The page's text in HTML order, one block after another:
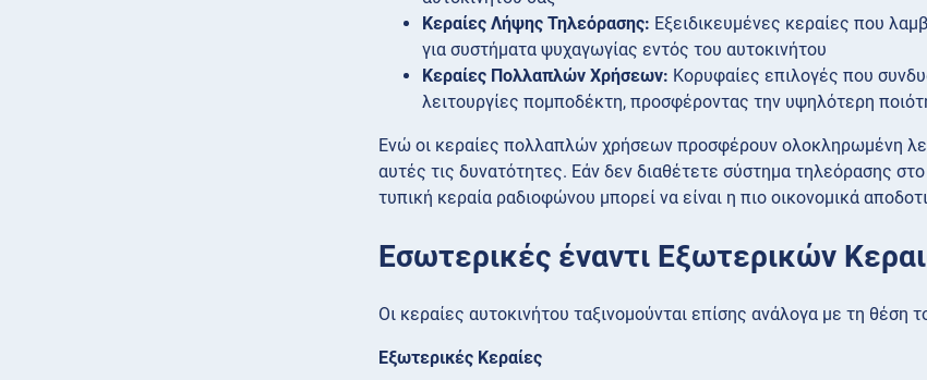
Κεραίες Λήψης Τηλεόρασης: Εξειδικευμένες κεραίες που
για συστήματα ψυχαγωγίας εντός του αυτοκινήτου
Κεραίες Πολλαπλών Χρήσεων: Κορυφαίες επιλογές που
λειτουργίες πομποδέκτη, προσφέροντας την υψηλότερη
Ενώ οι κεραίες πολλαπλών χρήσεων προσφέρουν ολοκληρωμένη
αυτές τις δυνατότητες. Εάν δεν διαθέτετε σύστημα τηλεόρασης
τυπική κεραία ραδιοφώνου μπορεί να είναι η πιο οικονομικά
Εσωτερικές έναντι Εξωτερικών
Οι κεραίες αυτοκινήτου ταξινομούνται επίσης ανάλογα με τη θέση
Εξωτερικές Κεραίες